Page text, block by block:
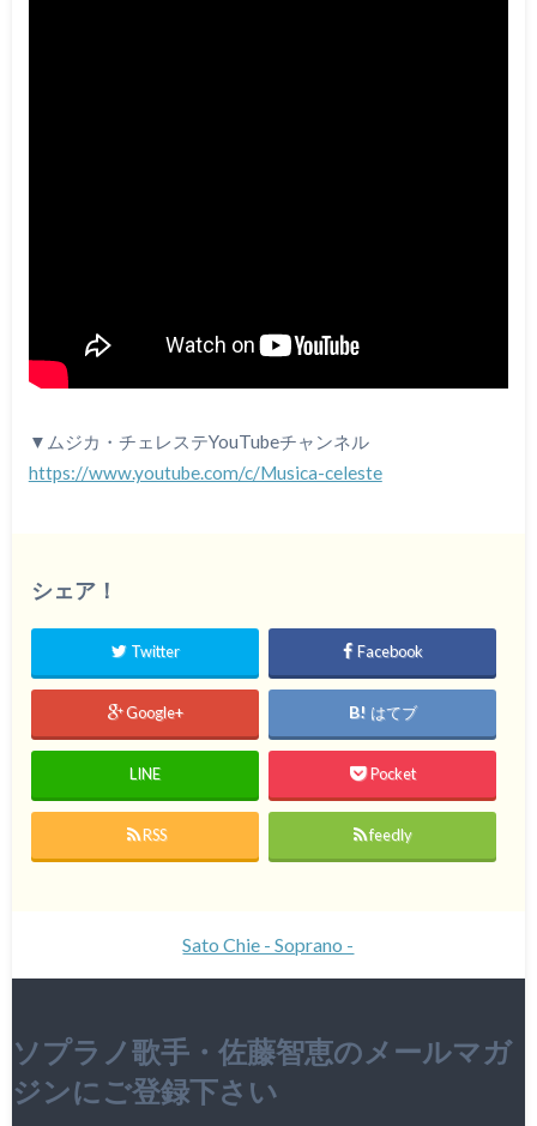
▼ムジカ・チェレステYouTubeチャンネル
https://www.youtube.com/c/Musica-celeste
シェア！
Twitter Facebook
Google+ はてブ
LINE Pocket
RSS feedly
Sato Chie - Soprano -
ソプラノ歌手・佐藤智恵のメールマガ
ジンにご登録下さい